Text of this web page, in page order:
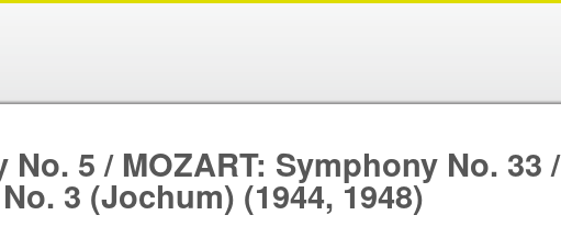
5 / MOZART: Symphony No. 33 /
3 (Jochum) (1944, 1948)